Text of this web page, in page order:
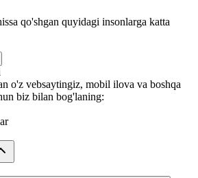
qo'shgan quyidagi insonlarga katta
o'z vebsaytingiz, mobil ilova va boshqa
biz bilan bog'laning: